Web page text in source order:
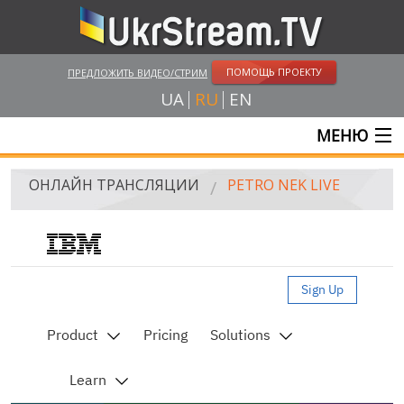
ПРЕДЛОЖИТЬ ВИДЕО/СТРИМ ПОМОЩЬ ПРОЕКТУ
UA RU EN
МЕНЮ
ГЛАВНАЯ
UKRSTREAM.TV
ОНЛАЙН ТРАНСЛЯЦИИ PETRO NEK LIVE